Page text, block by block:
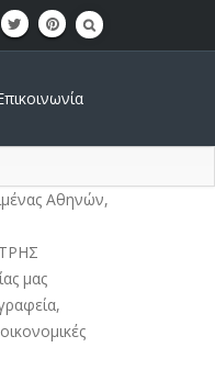
Αθηνών,
μας